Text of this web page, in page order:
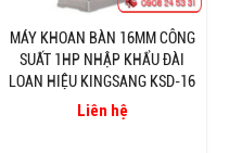
MÁY KHOAN BÀN 16MM CÔNG
SUẤT 1HP NHẬP KHẨU ĐÀI
LOAN HIỆU KINGSANG KSD-16
Liên hệ